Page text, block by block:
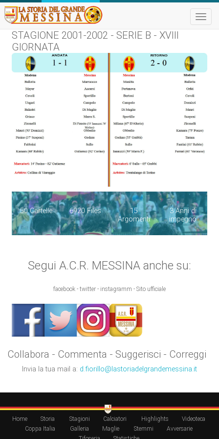
Toggle
STAGIONE 2001-2002 - SERIE B - XVIII
GIORNATA
50 Cartelle 6920 Files
15
Argomenti
3 Anni di
impegno
Segui A.C.R. MESSINA anche su:
facebook - twitter - instagramm - Sito ufficiale
Collabora - Commenta - Suggerisci - Correggi
Invia la tua mail a: d.fiorillo@lastoriadelgrandemessina.it
Home Storia Stagioni Calciatori Highlights
Videoteca
Coppa Italia
Galleria Maglie Stemmi
Avversarie